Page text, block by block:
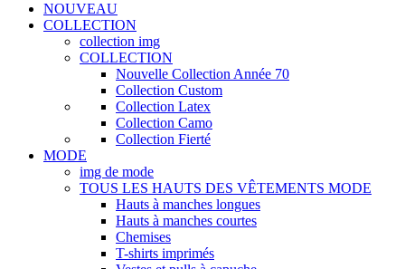
NOUVEAU
COLLECTION
collection img
COLLECTION
Nouvelle Collection Année 70
Collection Custom
Collection Latex
Collection Camo
Collection Fierté
MODE
img de mode
TOUS LES HAUTS DES VÊTEMENTS MODE
Hauts à manches longues
Hauts à manches courtes
Chemises
T-shirts imprimés